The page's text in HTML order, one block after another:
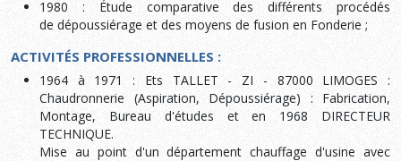
1980 : Étude comparative des différents procédés
de dépoussiérage et des moyens de fusion en Fonderie ;
ACTIVITÉS PROFESSIONNELLES :
1964 à 1971 : Ets TALLET - ZI - 87000 LIMOGES :
Chaudronnerie (Aspiration, Dépoussiérage) : Fabrication,
Montage, Bureau d'études et en 1968 DIRECTEUR
TECHNIQUE.
Mise au point d'un département chauffage d'usine avec